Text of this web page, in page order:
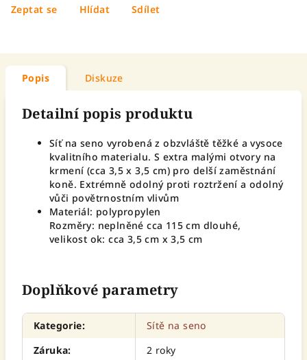
Zeptat se Hlídat Sdílet
Popis Diskuze
Detailní popis produktu
Síť na seno vyrobená z obzvláště těžké a vysoce
kvalitního materialu. S extra malými otvory na
krmení (cca 3,5 x 3,5 cm) pro delší zaměstnání
koně. Extrémně odolný proti roztržení a odolný
vůči povětrnostním vlivům
Materiál: polypropylen
Rozměry: neplněné cca 115 cm dlouhé,
velikost ok: cca 3,5 cm x 3,5 cm
Doplňkové parametry
Kategorie:
Sítě na seno
Záruka:
2 roky